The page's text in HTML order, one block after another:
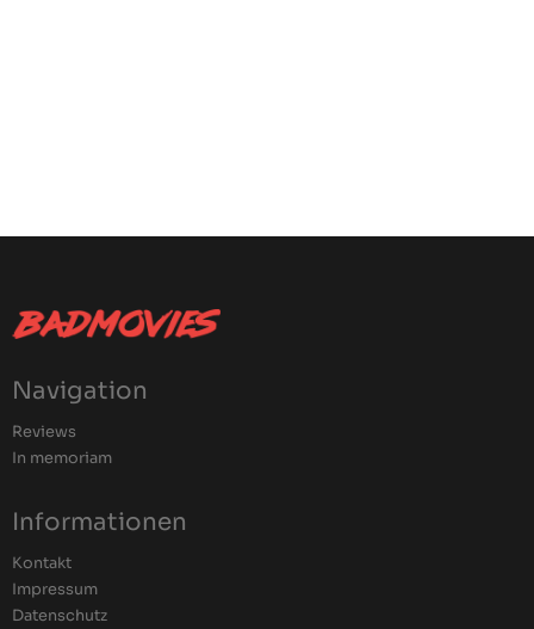
Navigation
Reviews
In memoriam
Informationen
Kontakt
Impressum
Datenschutz